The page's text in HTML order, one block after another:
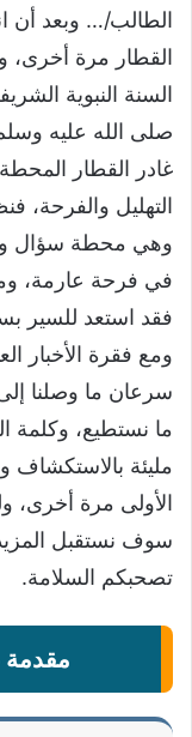
الطالب/… وبعد أن
القطار مرة
السنة النبوية
صلى الله عليه
غادر القطار
التهليل والفرحة،
وهي محطة سؤال
في فرحة عارمة،
فقد استعد للسير
ومع فقرة الأخبار
سرعان ما وصلنا
ما نستطيع، وكلمة
مليئة
الأولى مرة أخرى،
سوف نستقبل
تصحبكم السلامة.
مقدمة